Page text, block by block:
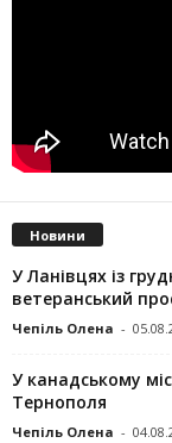
Новини
У Ланівцях із
ветеранський
Чепіль Олена -
У канадському
Тернополя
Чепіль Олена -